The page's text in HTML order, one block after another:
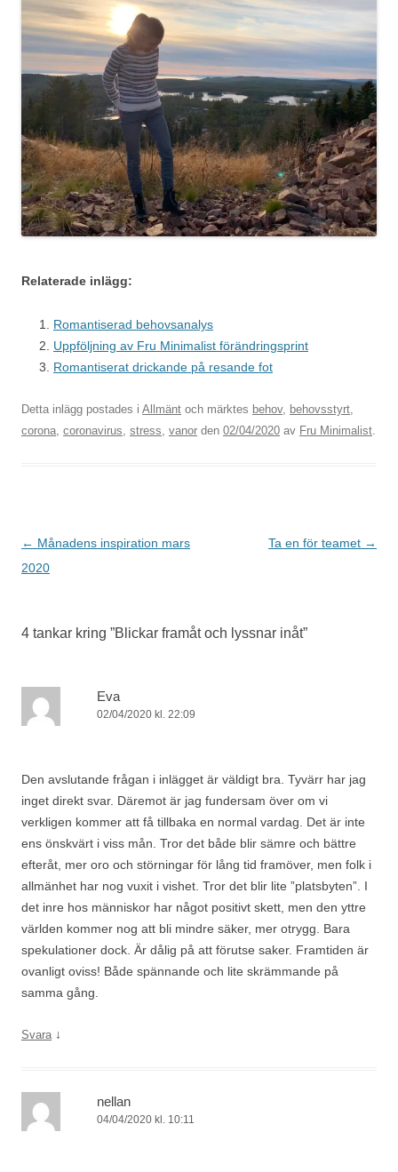
Relaterade inlägg:
Romantiserad behovsanalys
Uppföljning av Fru Minimalist förändringsprint
Romantiserat drickande på resande fot
Detta inlägg postades i Allmänt och märktes behov, behovsstyrt
corona coronavirus stress vanor den 02/04/2020 av Fru Minimalist
Inläggsnavigering
← Månadens inspiration mars
2020
Ta en för teamet →
4 tankar kring ”Blickar framåt och lyssnar inåt”
Eva
02/04/2020 kl. 22:09
Den avslutande frågan i inlägget är väldigt bra. Tyvärr har jag
inget direkt svar. Däremot är jag fundersam över om vi
verkligen kommer att få tillbaka en normal vardag. Det är inte
ens önskvärt i viss mån. Tror det både blir sämre och bättre
efteråt, mer oro och störningar för lång tid framöver, men folk i
allmänhet har nog vuxit i vishet. Tror det blir lite ”platsbyten”. I
det inre hos människor har något positivt skett, men den yttre
världen kommer nog att bli mindre säker, mer otrygg. Bara
spekulationer dock. Är dålig på att förutse saker. Framtiden är
ovanligt oviss! Både spännande och lite skrämmande på
samma gång.
Svara ↓
nellan
04/04/2020 kl. 10:11